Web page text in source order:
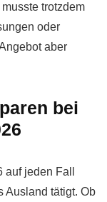
trotzdem
oder
aber
bei
jeden Fall
Ausland tätigt. Ob